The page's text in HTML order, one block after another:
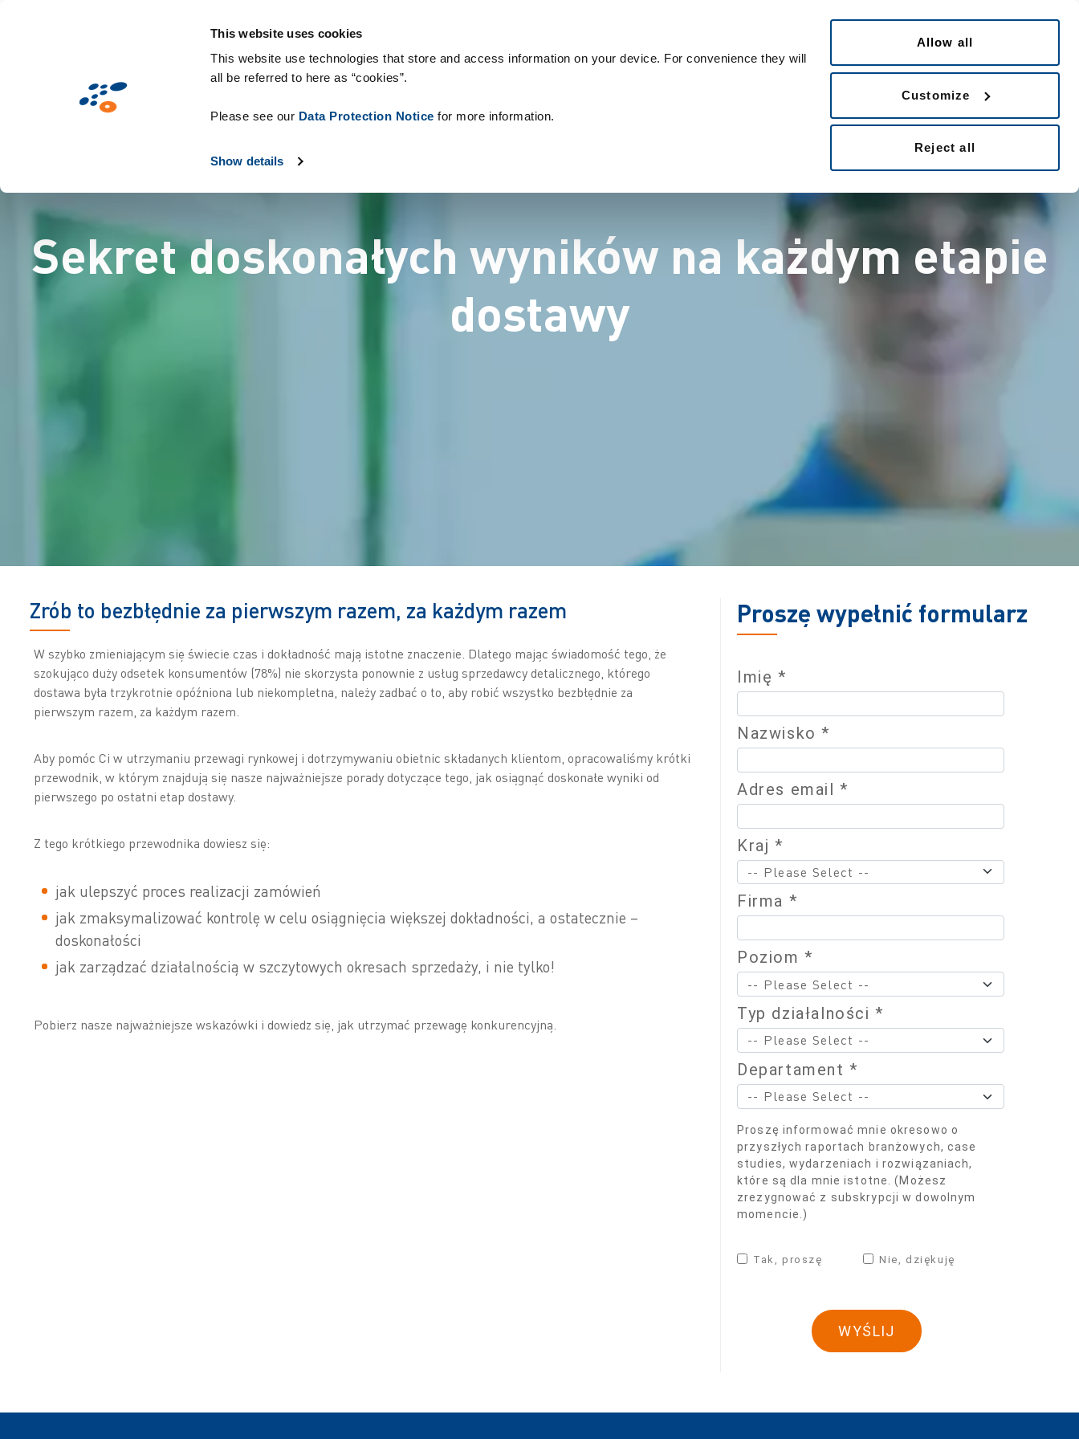
This website uses cookies
This website use technologies that store and access information on your device. For convenience they will
all be referred to here as “cookies”.
Please see our Data Protection Notice for more information.
Show details
Allow all
Customize
Reject all
Branże Technologie i materiały eksploatacyjne
Sekret doskonałych wyników na każdym etapie
dostawy
Zrób to bezbłędnie za pierwszym razem, za każdym razem
W szybko zmieniającym się świecie czas i dokładność mają istotne znaczenie. Dlatego mając świadomość tego, że
szokująco duży odsetek konsumentów (78%) nie skorzysta ponownie z usług sprzedawcy detalicznego, którego
dostawa była trzykrotnie opóźniona lub niekompletna, należy zadbać o to, aby robić wszystko bezbłędnie za
pierwszym razem, za każdym razem.
Aby pomóc Ci w utrzymaniu przewagi rynkowej i dotrzymywaniu obietnic składanych klientom, opracowaliśmy krótki
przewodnik, w którym znajdują się nasze najważniejsze porady dotyczące tego, jak osiągnąć doskonałe wyniki od
pierwszego po ostatni etap dostawy.
Z tego krótkiego przewodnika dowiesz się:
jak ulepszyć proces realizacji zamówień
jak zmaksymalizować kontrolę w celu osiągnięcia większej dokładności, a ostatecznie –
doskonałości
jak zarządzać działalnością w szczytowych okresach sprzedaży, i nie tylko!
Pobierz nasze najważniejsze wskazówki i dowiedz się, jak utrzymać przewagę konkurencyjną.
Proszę wypełnić formularz
Imię *
Nazwisko *
Adres email *
Kraj *
Firma *
Poziom *
Typ działalności *
Departament *
Proszę informować mnie okresowo o
przyszłych raportach branżowych, case
studies, wydarzeniach i rozwiązaniach,
które są dla mnie istotne. (Możesz
zrezygnować z subskrypcji w dowolnym
momencie.)
Tak, proszę Nie, dziękuję